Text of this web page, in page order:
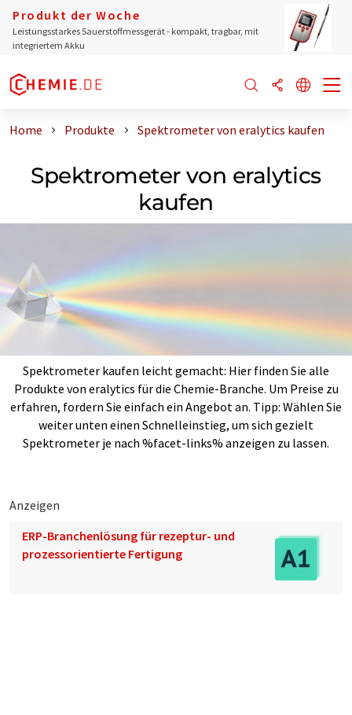
Produkt der Woche
Leistungsstarkes Sauerstoffmessgerät - kompakt, tragbar, mit
integriertem Akku
Home Produkte Spektrometer von eralytics kaufen
Spektrometer von eralytics
kaufen
Spektrometer kaufen leicht gemacht: Hier finden Sie alle
Produkte von eralytics für die Chemie-Branche. Um Preise zu
erfahren, fordern Sie einfach ein Angebot an. Tipp: Wählen Sie
weiter unten einen Schnelleinstieg, um sich gezielt
Spektrometer je nach %facet-links% anzeigen zu lassen.
Anzeigen
ERP-Branchenlösung für rezeptur- und
prozessorientierte Fertigung